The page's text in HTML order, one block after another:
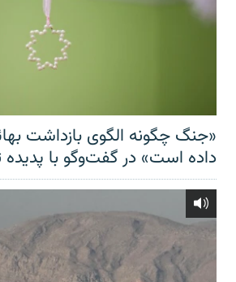
«جنگ چگونه الگوی بازداشت
داده است» در گفت‌وگو با پدیده